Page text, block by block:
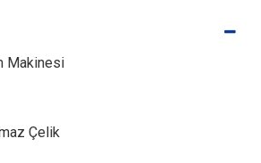
Makinesi
Çelik